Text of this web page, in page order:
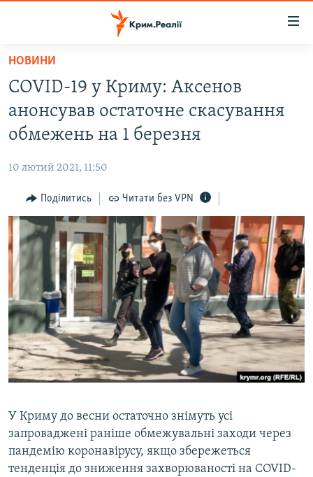
Перейти
основного
матеріалу
Перейти
до
основної
Перейти
до
пошуку
ВІДЕО ТА ФОТО
БЛОГИ
ПОГЛЯД
ІНТЕРВ'Ю
ВСЕ ЗА ДЕНЬ
СПЕЦПРОЕКТИ
ДЕПОРТАЦІЯ
ВІДЕОУРОКИ «ELIFBE»
СВІДЧЕННЯ ОКУПАЦІЇ
УКРАЇНСЬКА ПРОБЛЕМА КРИМУ
ЯК ОБІЙТИ БЛОКУВАННЯ
Русский
Qırımtatar
Усі сайти RFE/RL
НОВИНИ
COVID-19 у Криму: Аксенов
анонсував остаточне скасування
обмежень на 1 березня
10 лютий 2021, 11:50
Поділитись Читати без VPN
У Криму до весни остаточно знімуть усі
запроваджені раніше обмежувальні заходи через
пандемію коронавірусу, якщо збережеться
тенденція до зниження захворюваності на COVID-